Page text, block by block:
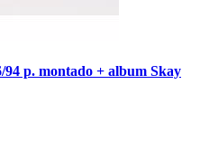
p. montado + album Skay